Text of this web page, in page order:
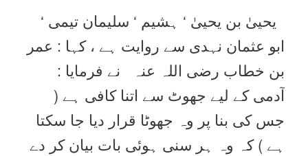
یحییٰ بن یحییٰ ‘ ہشیم ‘ سلیمان تیمی ‘
ابو عثمان نہدی سے روایت ہے ، کہا : عمر
بن خطاب ‌رضی ‌اللہ ‌عنہ ‌ ‌ نے فرمایا :
آدمی کے لیے جھوٹ سے اتنا کافی ہے (
جس کی بنا پر وہ جھوٹا قرار دیا جا سکتا
ہے ) کہ وہ ہر سنی ہوئی بات بیان کر دے